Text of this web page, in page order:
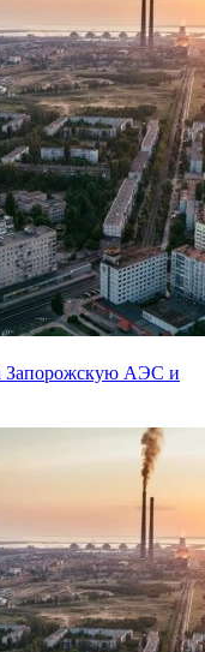
Запорожскую АЭС и